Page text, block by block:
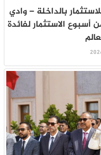
بالداخلة – وادي
الاستثمار لفائدة